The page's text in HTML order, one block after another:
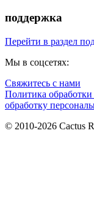
поддержка
Перейти в раздел
Мы в соцсетях:
Свяжитесь с нами
Политика
обработку
© 2010-2026 Cactus